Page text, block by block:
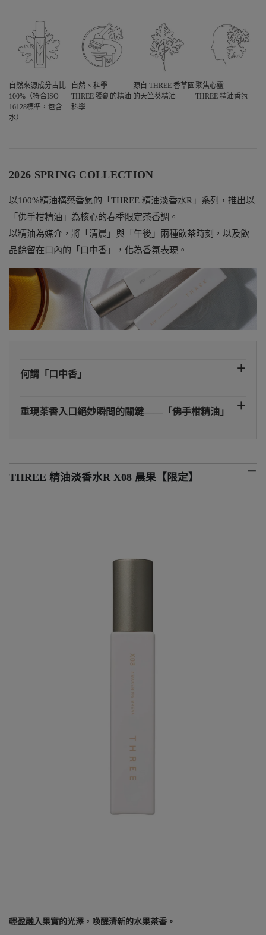
自然來源成分占比
100%（符合ISO
16128標準，包含
水）
自然 × 科學
THREE 獨創的精油
科學
源自 THREE 香草園
的天竺葵精油
聚焦心靈
THREE 精油香氛
2026 SPRING COLLECTION
以100%精油構築香氣的「THREE 精油淡香水R」系列，推出以
「佛手柑精油」為核心的春季限定茶香調。
以精油為媒介，將「清晨」與「午後」兩種飲茶時刻，以及飲
品餘留在口內的「口中香」，化為香氛表現。
何謂「口中香」
重現茶香入口絕妙瞬間的關鍵——「佛手柑精油」
THREE 精油淡香水R X08 晨果【限定】
輕盈融入果實的光澤，喚醒清新的水果茶香。